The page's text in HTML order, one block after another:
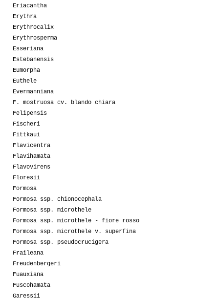
Eriacantha
Erythra
Erythrocalix
Erythrosperma
Esseriana
Estebanensis
Eumorpha
Euthele
Evermanniana
F. mostruosa cv. blando chiara
Felipensis
Fischeri
Fittkaui
Flavicentra
Flavihamata
Flavovirens
Floresii
Formosa
Formosa ssp. chionocephala
Formosa ssp. microthele
Formosa ssp. microthele - fiore rosso
Formosa ssp. microthele v. superfina
Formosa ssp. pseudocrucigera
Fraileana
Freudenbergeri
Fuauxiana
Fuscohamata
Garessii